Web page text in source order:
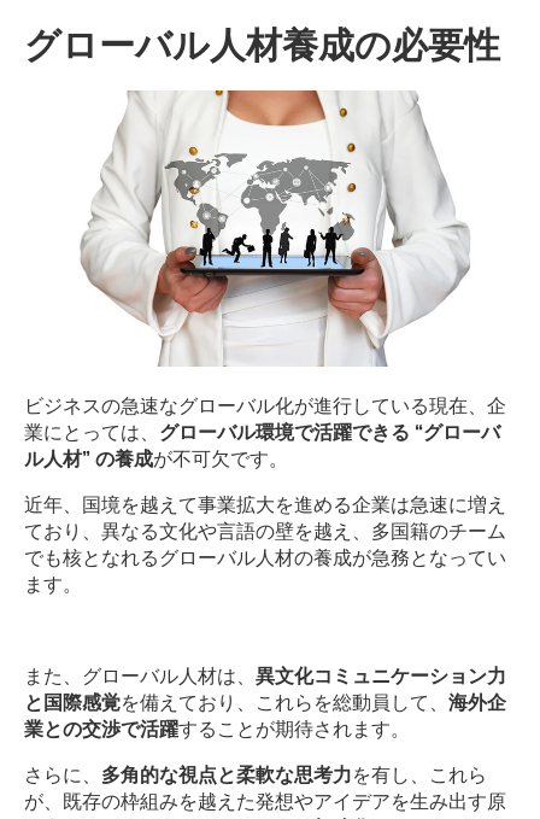
グローバル人材養成の必要性
ビジネスの急速なグローバル化が進行している現在、企
業にとっては、 グローバル環境で活躍できる “グローバ
ル人材” の養成が不可欠です。
近年、国境を越えて事業拡大を進める企業は急速に増え
ており、異なる文化や言語の壁を越え、多国籍のチーム
でも核となれるグローバル人材の養成が急務となってい
ます。
また、グローバル人材は、 異文化コミュニケーション力
と国際感覚を備えており、これらを総動員して、 海外企
業との交渉で活躍することが期待されます。
さらに、 多角的な視点と柔軟な思考力を有し、これら
が、既存の枠組みを越えた発想やアイデアを生み出す原